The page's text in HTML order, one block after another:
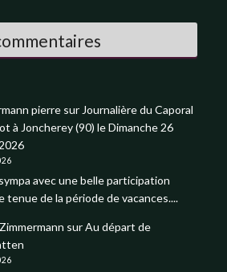
pierresurJournalière du Caporal
à Joncherey (90) le Dimanche 26
avec une belle participation
tenue de la période de vacances....
surAu départ de